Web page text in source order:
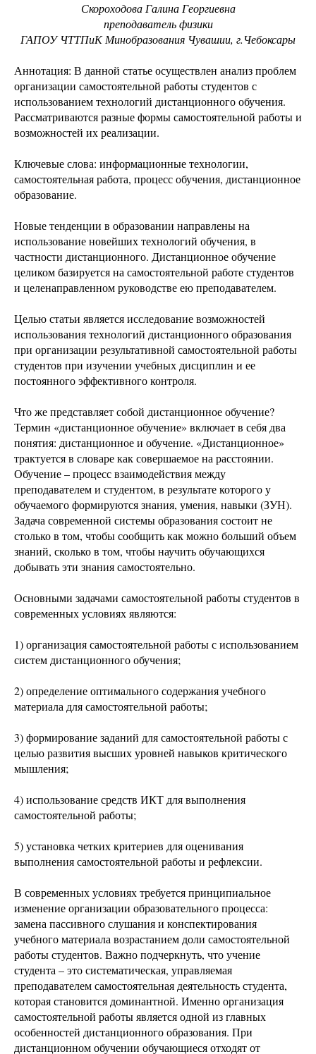
Скороходова Галина Георгиевна
преподаватель физики
ГАПОУ ЧТТПиК Минобразования Чувашии, г.Чебоксары
Аннотация: В данной статье осуществлен анализ проблем
организации самостоятельной работы студентов с
использованием технологий дистанционного обучения.
Рассматриваются разные формы самостоятельной работы и
возможностей их реализации.
Ключевые слова: информационные технологии,
самостоятельная работа, процесс обучения, дистанционное
образование.
Новые тенденции в образовании направлены на
использование новейших технологий обучения, в
частности дистанционного. Дистанционное обучение
целиком базируется на самостоятельной работе студентов
и целенаправленном руководстве ею преподавателем.
Целью статьи является исследование возможностей
использования технологий дистанционного образования
при организации результативной самостоятельной работы
студентов при изучении учебных дисциплин и ее
постоянного эффективного контроля.
Что же представляет собой дистанционное обучение?
Термин «дистанционное обучение» включает в себя два
понятия: дистанционное и обучение. «Дистанционное»
трактуется в словаре как совершаемое на расстоянии.
Обучение – процесс взаимодействия между
преподавателем и студентом, в результате которого у
обучаемого формируются знания, умения, навыки (ЗУН).
Задача современной системы образования состоит не
столько в том, чтобы сообщить как можно больший объем
знаний, сколько в том, чтобы научить обучающихся
добывать эти знания самостоятельно.
Основными задачами самостоятельной работы студентов в
современных условиях являются:
1) организация самостоятельной работы с использованием
систем дистанционного обучения;
2) определение оптимального содержания учебного
материала для самостоятельной работы;
3) формирование заданий для самостоятельной работы с
целью развития высших уровней навыков критического
мышления;
4) использование средств ИКТ для выполнения
самостоятельной работы;
5) установка четких критериев для оценивания
выполнения самостоятельной работы и рефлексии.
В современных условиях требуется принципиальное
изменение организации образовательного процесса:
замена пассивного слушания и конспектирования
учебного материала возрастанием доли самостоятельной
работы студентов. Важно подчеркнуть, что учение
студента – это систематическая, управляемая
преподавателем самостоятельная деятельность студента,
которая становится доминантной. Именно организация
самостоятельной работы является одной из главных
особенностей дистанционного образования. При
дистанционном обучении обучающиеся отходят от